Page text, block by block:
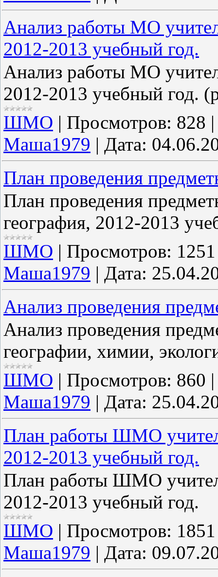
Анализ работы МО
2012-2013 учебный год.
Анализ работы МО
2012-2013 учебный год.
ШМО | Просмотров: 828
Маша1979 | Дата:
План проведения
План проведения
география, 2012-2013
ШМО | Просмотров: 1251
Маша1979 | Дата:
Анализ проведения
Анализ проведения
географии, химии,
ШМО | Просмотров: 860
Маша1979 | Дата:
План работы ШМО
2012-2013 учебный год.
План работы ШМО
2012-2013 учебный год.
ШМО | Просмотров: 1851
Маша1979 | Дата: